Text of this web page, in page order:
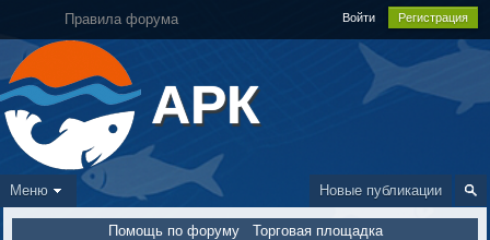
Правила форума Войти Регистрация
АРК
Новые публикации
Меню
Помощь по форуму
Торговая площадка